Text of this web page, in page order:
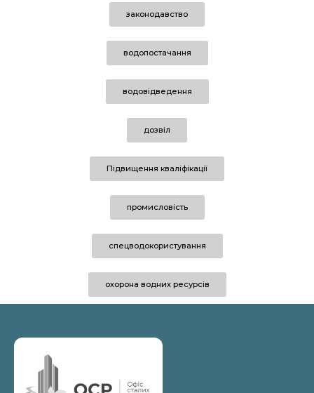
законодавство
водопостачання
водовідведення
дозвіл
Підвищення кваліфікації
промисловість
спецводокористування
охорона водних ресурсів